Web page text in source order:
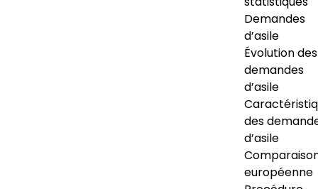
Demandes
d’asile
Évolution des
demandes
d’asile
des
d’asile
européenne